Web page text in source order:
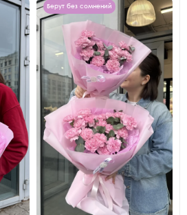
Берут без сомнений